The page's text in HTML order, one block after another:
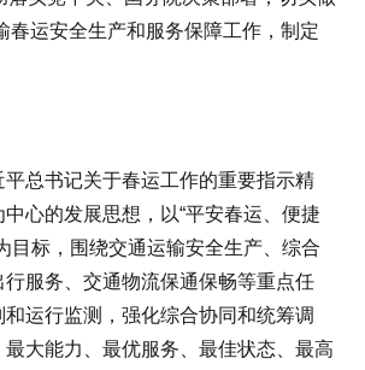
春运安全生产和服务保障工作，制定
总书记关于春运工作的重要指示精
心的发展思想，以“平安春运、便捷
目标，围绕交通运输安全生产、综合
服务、交通物流保通保畅等重点任
运行监测，强化综合协同和统筹调
最大能力、最优服务、最佳状态、最高